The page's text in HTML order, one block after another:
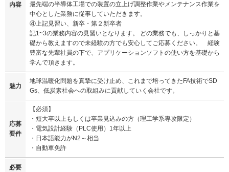
内容
最先端の半導体工場での装置の立上げ調整作業やメンテナンス作業を
中心とした業務に従事していただきます。
④上記見習い、新卒・第２新卒者
記1~3の業務内容の見習いとなります。 どの業務でも、しっかりと基
礎から教えますので未経験の方でも安心してご応募ください。 経験
豊富な先輩社員の下で、アプリケーションソフトの使い方を基礎から
学んで頂きます。
魅力
地球温暖化問題を真摯に受け⽌め、これまで培ってきたFA技術でSD
Gs、低炭素社会への取組みに貢献していく会社です。
応募
要件
【必須】
・短大卒以上もしくは卒業見込みの方（理工学系専攻限定）
・電気設計経験（PLC使用）1年以上
・日本語能力がN2～相当
・自動車免許
必要